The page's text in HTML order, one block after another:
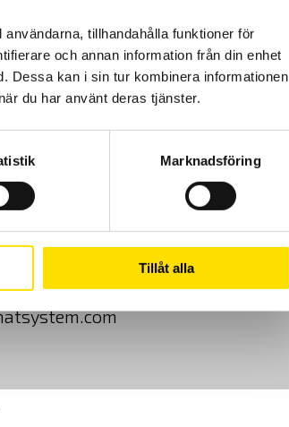
tillhandahålla funktioner för
och annan information från din enhet
Dessa kan i sin tur kombinera informationen
du har använt deras tjänster.
Marknadsföring
Tillåt alla
ansluten
Om Oss
00